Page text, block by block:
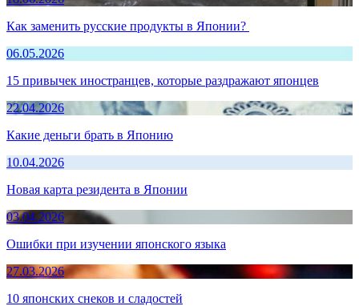
Как заменить русские продукты в Японии?
06.05.2026
15 привычек иностранцев, которые раздражают японцев
22.04.2026
Какие деньги брать в Японию
10.04.2026
Новая карта резидента в Японии
03.04.2026
Ошибки при изучении японского языка
27.03.2026
10 японских снеков и сладостей